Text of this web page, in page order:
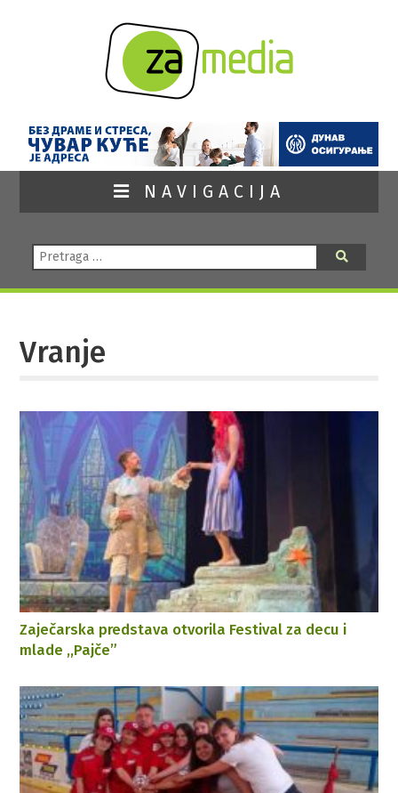
NAVIGACIJA
Pretraga:
Vranje
Zaječarska predstava otvorila Festival za decu i
mlade ,,Pajče”